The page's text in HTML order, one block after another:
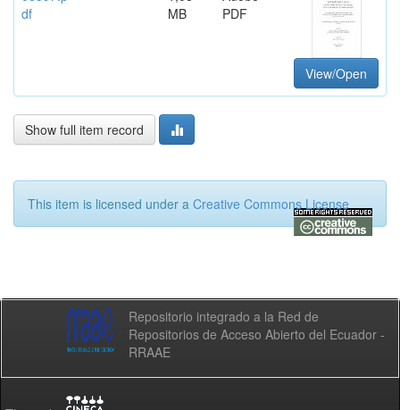
df
MB
PDF
View/Open
Show full item record
This item is licensed under a Creative Commons License
Repositorio integrado a la Red de
Repositorios de Acceso Abierto del Ecuador -
RRAAE